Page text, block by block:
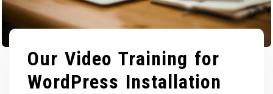
Our Video Training for
WordPress Installation